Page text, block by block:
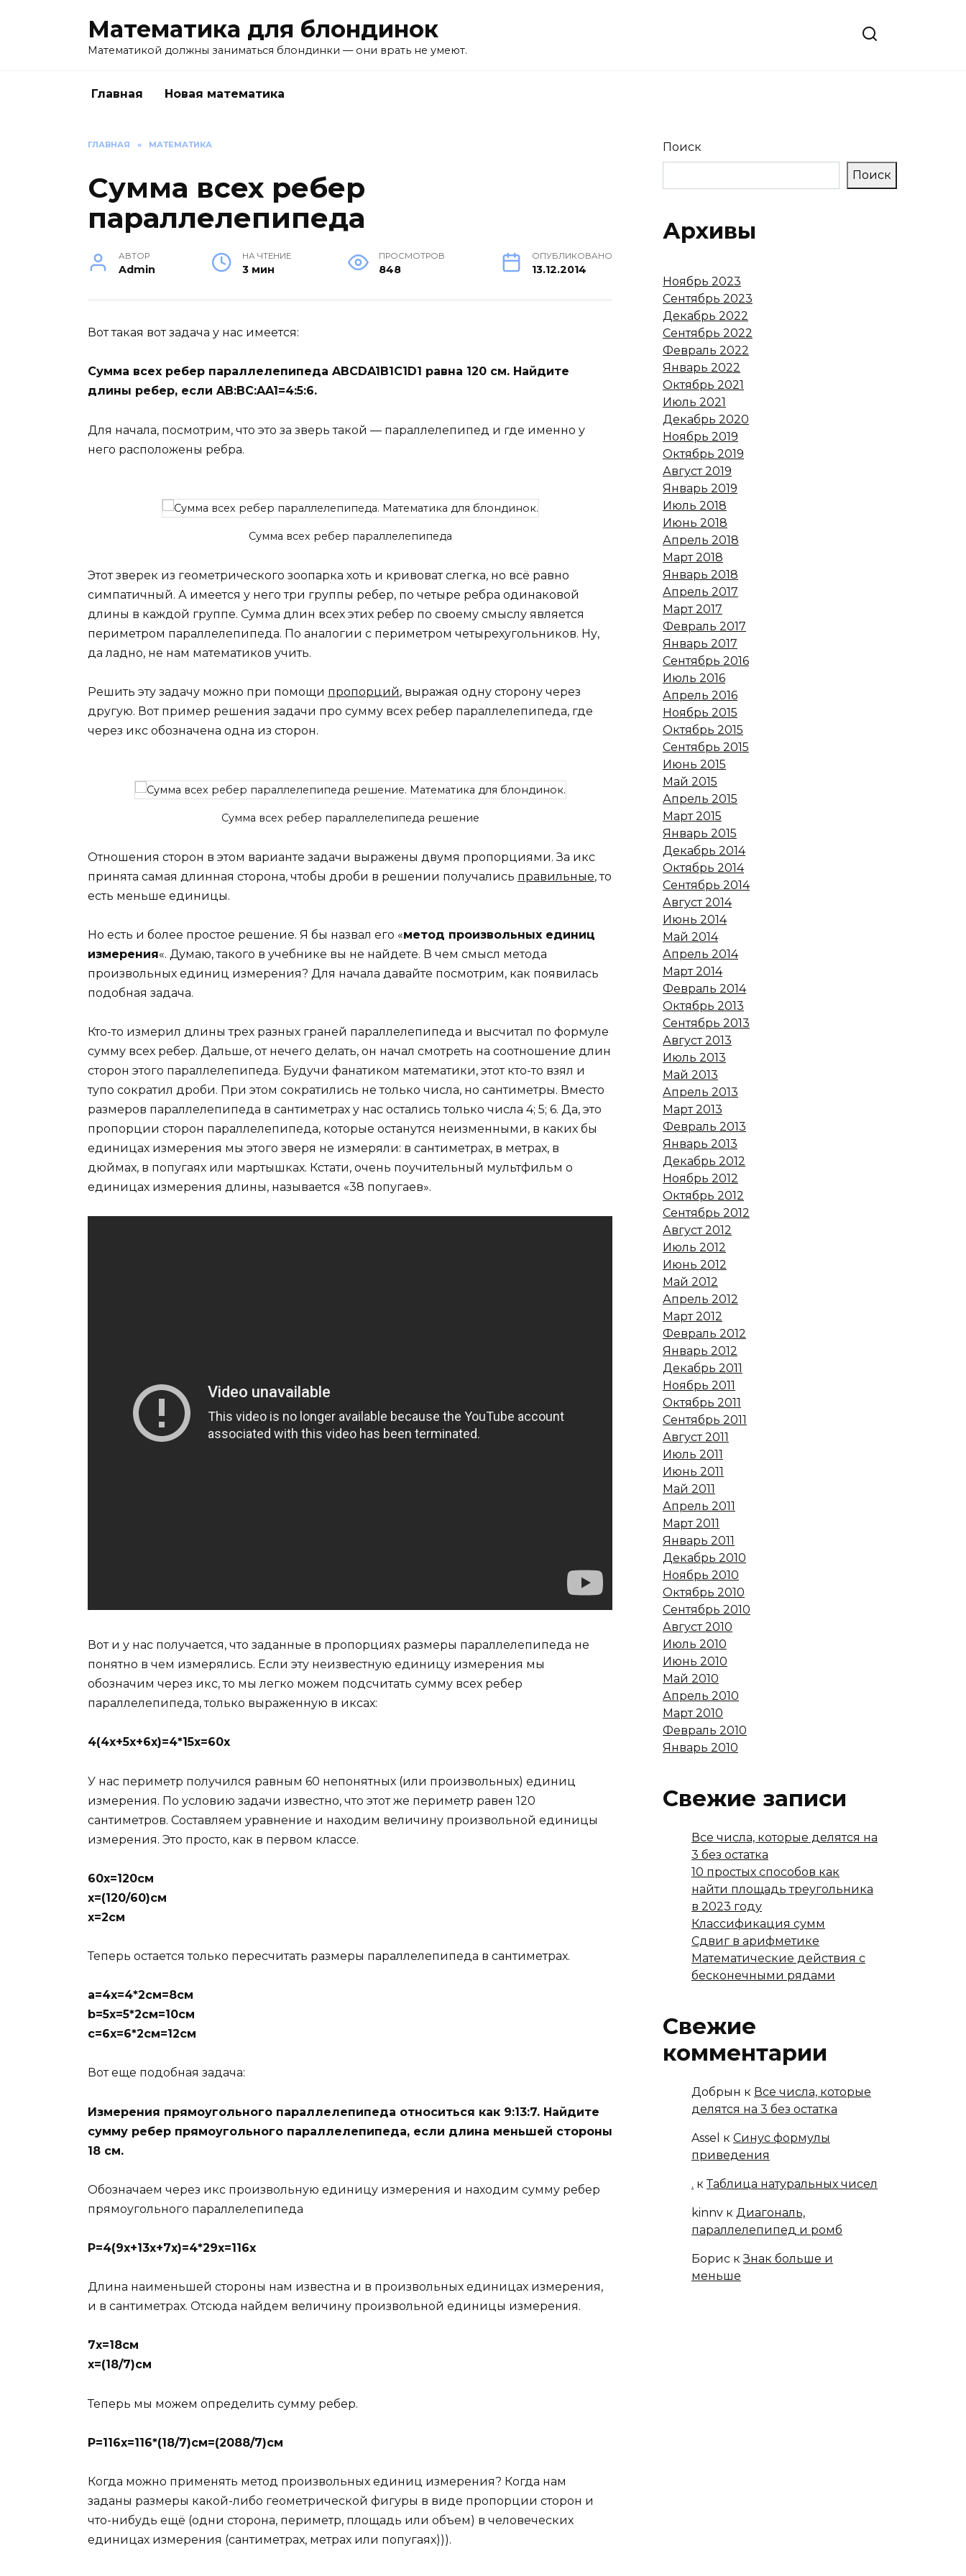
Математика для блондинок
Математикой должны заниматься блондинки — они врать не умеют.
Главная Новая математика
ГЛАВНАЯ » МАТЕМАТИКА
Сумма всех ребер
параллелепипеда
АВТОР
Admin
НА ЧТЕНИЕ
3 мин
ПРОСМОТРОВ
848
ОПУБЛИКОВАНО
13.12.2014
Вот такая вот задача у нас имеется:
Сумма всех ребер параллелепипеда ABCDA1B1C1D1 равна 120 см. Найдите
длины ребер, если AB:BC:AA1=4:5:6.
Для начала, посмотрим, что это за зверь такой — параллелепипед и где именно у
него расположены ребра.
Сумма всех ребер параллелепипеда
Этот зверек из геометрического зоопарка хоть и кривоват слегка, но всё равно
симпатичный. А имеется у него три группы ребер, по четыре ребра одинаковой
длины в каждой группе. Сумма длин всех этих ребер по своему смыслу является
периметром параллелепипеда. По аналогии с периметром четырехугольников. Ну,
да ладно, не нам математиков учить.
Решить эту задачу можно при помощи пропорций, выражая одну сторону через
другую. Вот пример решения задачи про сумму всех ребер параллелепипеда, где
через икс обозначена одна из сторон.
Сумма всех ребер параллелепипеда решение
Отношения сторон в этом варианте задачи выражены двумя пропорциями. За икс
принята самая длинная сторона, чтобы дроби в решении получались правильные, то
есть меньше единицы.
Но есть и более простое решение. Я бы назвал его «метод произвольных единиц
измерения«. Думаю, такого в учебнике вы не найдете. В чем смысл метода
произвольных единиц измерения? Для начала давайте посмотрим, как появилась
подобная задача.
Кто-то измерил длины трех разных граней параллелепипеда и высчитал по формуле
сумму всех ребер. Дальше, от нечего делать, он начал смотреть на соотношение длин
сторон этого параллелепипеда. Будучи фанатиком математики, этот кто-то взял и
тупо сократил дроби. При этом сократились не только числа, но сантиметры. Вместо
размеров параллелепипеда в сантиметрах у нас остались только числа 4; 5; 6. Да, это
пропорции сторон параллелепипеда, которые останутся неизменными, в каких бы
единицах измерения мы этого зверя не измеряли: в сантиметрах, в метрах, в
дюймах, в попугаях или мартышках. Кстати, очень поучительный мультфильм о
единицах измерения длины, называется «38 попугаев».
Вот и у нас получается, что заданные в пропорциях размеры параллелепипеда не
понятно в чем измерялись. Если эту неизвестную единицу измерения мы
обозначим через икс, то мы легко можем подсчитать сумму всех ребер
параллелепипеда, только выраженную в иксах:
4(4х+5х+6х)=4*15х=60х
У нас периметр получился равным 60 непонятных (или произвольных) единиц
измерения. По условию задачи известно, что этот же периметр равен 120
сантиметров. Составляем уравнение и находим величину произвольной единицы
измерения. Это просто, как в первом классе.
60х=120см
х=(120/60)см
х=2см
Теперь остается только пересчитать размеры параллелепипеда в сантиметрах.
a=4х=4*2см=8см
b=5х=5*2см=10см
c=6х=6*2см=12см
Вот еще подобная задача:
Измерения прямоугольного параллелепипеда относиться как 9:13:7. Найдите
сумму ребер прямоугольного параллелепипеда, если длина меньшей стороны
18 см.
Обозначаем через икс произвольную единицу измерения и находим сумму ребер
прямоугольного параллелепипеда
Р=4(9х+13х+7х)=4*29х=116х
Длина наименьшей стороны нам известна и в произвольных единицах измерения,
и в сантиметрах. Отсюда найдем величину произвольной единицы измерения.
7х=18см
х=(18/7)см
Теперь мы можем определить сумму ребер.
Р=116х=116*(18/7)см=(2088/7)см
Когда можно применять метод произвольных единиц измерения? Когда нам
заданы размеры какой-либо геометрической фигуры в виде пропорции сторон и
что-нибудь ещё (одни сторона, периметр, площадь или объем) в человеческих
единицах измерения (сантиметрах, метрах или попугаях))).
Поиск
Поиск
Архивы
Ноябрь 2023
Сентябрь 2023
Декабрь 2022
Сентябрь 2022
Февраль 2022
Январь 2022
Октябрь 2021
Июль 2021
Декабрь 2020
Ноябрь 2019
Октябрь 2019
Август 2019
Январь 2019
Июль 2018
Июнь 2018
Апрель 2018
Март 2018
Январь 2018
Апрель 2017
Март 2017
Февраль 2017
Январь 2017
Сентябрь 2016
Июль 2016
Апрель 2016
Ноябрь 2015
Октябрь 2015
Сентябрь 2015
Июнь 2015
Май 2015
Апрель 2015
Март 2015
Январь 2015
Декабрь 2014
Октябрь 2014
Сентябрь 2014
Август 2014
Июнь 2014
Май 2014
Апрель 2014
Март 2014
Февраль 2014
Октябрь 2013
Сентябрь 2013
Август 2013
Июль 2013
Май 2013
Апрель 2013
Март 2013
Февраль 2013
Январь 2013
Декабрь 2012
Ноябрь 2012
Октябрь 2012
Сентябрь 2012
Август 2012
Июль 2012
Июнь 2012
Май 2012
Апрель 2012
Март 2012
Февраль 2012
Январь 2012
Декабрь 2011
Ноябрь 2011
Октябрь 2011
Сентябрь 2011
Август 2011
Июль 2011
Июнь 2011
Май 2011
Апрель 2011
Март 2011
Январь 2011
Декабрь 2010
Ноябрь 2010
Октябрь 2010
Сентябрь 2010
Август 2010
Июль 2010
Июнь 2010
Май 2010
Апрель 2010
Март 2010
Февраль 2010
Январь 2010
Свежие записи
Все числа, которые делятся на
3 без остатка
10 простых способов как
найти площадь треугольника
в 2023 году
Классификация сумм
Сдвиг в арифметике
Математические действия с
бесконечными рядами
Свежие
комментарии
Добрын к Все числа, которые
делятся на 3 без остатка
Assel к Синус формулы
приведения
. кТаблица натуральных чисел
kinnv к Диагональ,
параллелепипед и ромб
Борис кЗнак больше и
меньше